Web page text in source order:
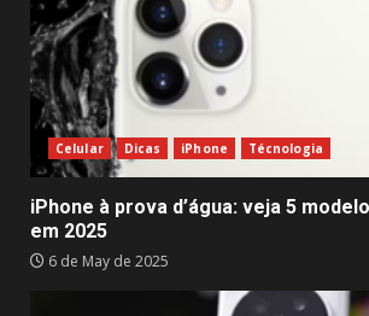
Celular Dicas iPhone Técnologia
iPhone à prova d’água: veja 5
em 2025
6 de May de 2025